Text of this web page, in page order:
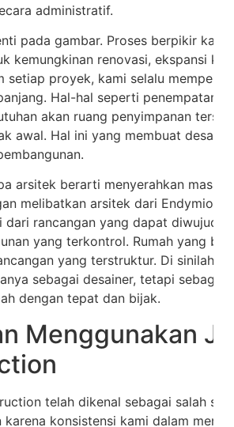
administratif.
pada gambar. Proses berpikir
kemungkinan renovasi, ekspansi
setiap proyek, kami selalu
Hal-hal seperti penempatan
akan ruang penyimpanan
awal. Hal ini yang membuat desain
arsitek berarti menyerahkan masa
melibatkan arsitek dari Endymion
rancangan yang dapat
yang terkontrol. Rumah yang
yang terstruktur. Di sinilah
sebagai desainer, tetapi sebagai
dengan tepat dan bijak.
Menggunakan
telah dikenal sebagai salah
konsistensi kami dalam